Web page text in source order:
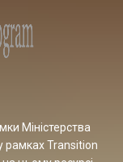
Міністерства
рамках Transition